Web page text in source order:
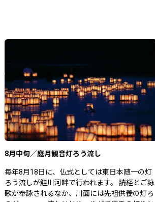
8月中旬／庭月観音灯ろう流し
毎年8月18日に、仏式としては東日本随一の灯
ろう流しが鮭川河畔で行われます。 読経とご詠
歌が奉詠されるなか、川面には先祖供養の灯ろ